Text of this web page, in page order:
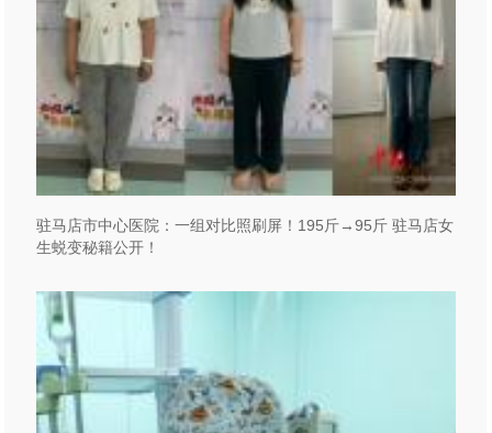
驻马店市中心医院：一组对比照刷屏！195斤→95斤 驻马店女
生蜕变秘籍公开！